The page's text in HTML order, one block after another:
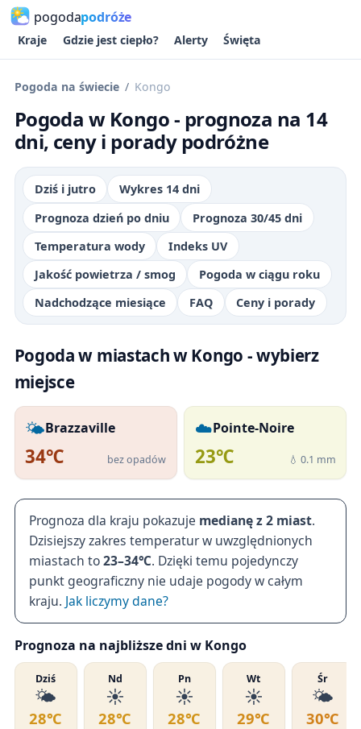
pogodapodróże
Kraje Gdzie jest ciepło? Alerty Święta
Pogoda na świecie Kongo
Pogoda w Kongo - prognoza na 14
dni, ceny i porady podróżne
Dziś i jutro
Wykres 14 dni
Prognoza dzień po dniu
Prognoza 30/45 dni
Temperatura wody
Indeks UV
Jakość powietrza / smog
Pogoda w ciągu roku
Nadchodzące miesiące
FAQ Ceny i porady
Pogoda w miastach w Kongo - wybierz
miejsce
🌤️Brazzaville
34℃ bez opadów
☁️Pointe-Noire
23℃ 💧 0.1 mm
Prognoza dla kraju pokazuje medianę z 2 miast.
Dzisiejszy zakres temperatur w uwzględnionych
miastach to23–34℃. Dzięki temu pojedynczy
punkt geograficzny nie udaje pogody w całym
kraju. Jak liczymy dane?
Prognoza na najbliższe dni w Kongo
Dziś
🌤️
28℃
Nd
☀️
28℃
Pn
☀️
28℃
Wt
☀️
29℃
Śr
🌤️
30℃